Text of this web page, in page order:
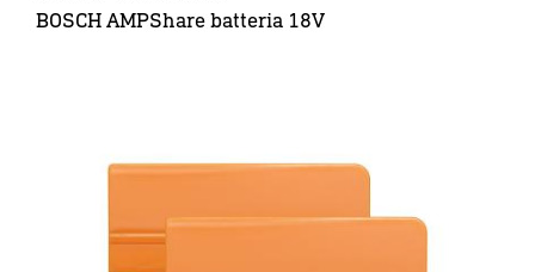
BOSCH AMPShare batteria 18V